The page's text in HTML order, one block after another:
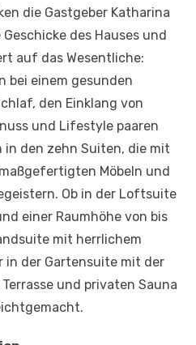
die Gastgeber Katharina
des Hauses und
auf das Wesentliche:
bei einem gesunden
den Einklang von
und Lifestyle paaren
den zehn Suiten, die mit
Möbeln und
Ob in der Loftsuite
einer Raumhöhe von bis
mit herrlichem
in der Gartensuite mit der
und privaten Sauna